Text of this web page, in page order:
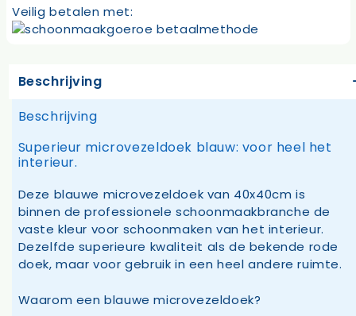
Veilig betalen met:
Beschrijving
Beschrijving
Superieur microvezeldoek blauw: voor heel het
interieur.
Deze blauwe microvezeldoek van 40x40cm is
binnen de professionele schoonmaakbranche de
vaste kleur voor schoonmaken van het interieur.
Dezelfde superieure kwaliteit als de bekende rode
doek, maar voor gebruik in een heel andere ruimte.
Waarom een blauwe microvezeldoek?